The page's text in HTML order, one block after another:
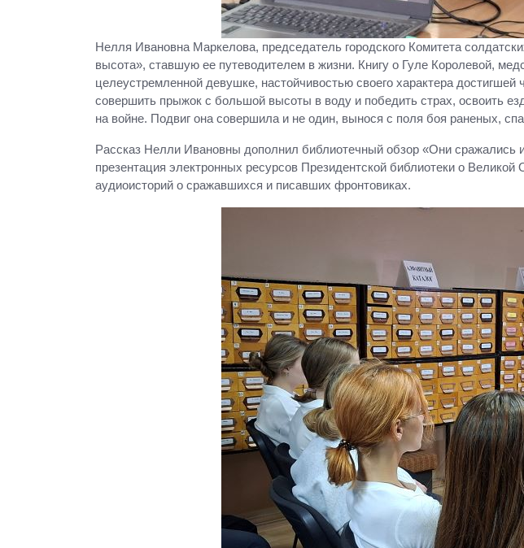
Нелля Ивановна Маркелова, председатель городского Комитета
высота», ставшую ее путеводителем в жизни. Книгу о Гуле Королевой,
целеустремленной девушке, настойчивостью своего характера
совершить прыжок с большой высоты в воду и победить страх, освоить
на войне. Подвиг она совершила и не один, вынося с поля боя раненых,
Рассказ Нелли Ивановны дополнил библиотечный обзор «Они сражались
презентация электронных ресурсов Президентской библиотеки о
аудиоисторий о сражавшихся и писавших фронтовиках.